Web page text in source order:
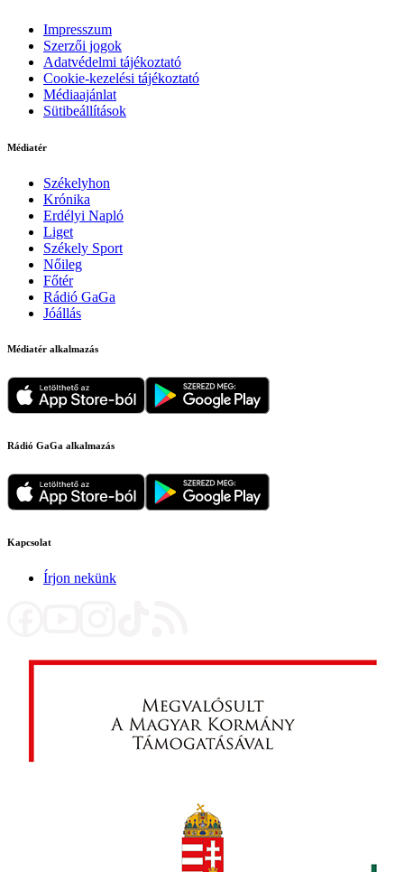
Impresszum
Szerzői jogok
Adatvédelmi tájékoztató
Cookie-kezelési tájékoztató
Médiaajánlat
Sütibeállítások
Médiatér
Székelyhon
Krónika
Erdélyi Napló
Liget
Székely Sport
Nőileg
Főtér
Rádió GaGa
Jóállás
Médiatér alkalmazás
Rádió GaGa alkalmazás
Kapcsolat
Írjon nekünk